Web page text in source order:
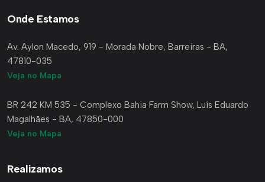
Onde Estamos
Av. Aylon Macedo, 919 - Morada Nobre, Barreiras - BA,
47810-035
Veja no Mapa
BR 242 KM 535 - Complexo Bahia Farm Show, Luís Eduardo
Magalhães - BA, 47850-000
Veja no Mapa
Realizamos